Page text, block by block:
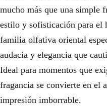
r
a
:
0
9
7
5
,
5
€
mucho más que una simple
estilo y sofisticación para el
familia olfativa oriental
audacia y elegancia que
Ideal para momentos que
fragancia se convierte en el
impresión imborrable.